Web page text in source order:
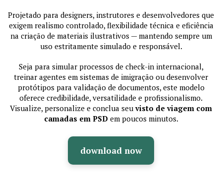
Projetado para designers, instrutores e desenvolvedores que
exigem realismo controlado, flexibilidade técnica e eficiência
na criação de materiais ilustrativos — mantendo sempre um
uso estritamente simulado e responsável.
Seja para simular processos de check-in internacional,
treinar agentes em sistemas de imigração ou desenvolver
protótipos para validação de documentos, este modelo
oferece credibilidade, versatilidade e profissionalismo.
Visualize, personalize e conclua seuvisto de viagem com
camadas em PSD em poucos minutos.
download now